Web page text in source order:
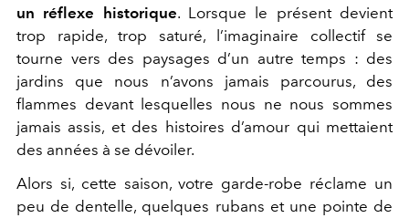
un réflexe historique. Lorsque le présent devient
trop rapide, trop saturé, l’imaginaire collectif se
tourne vers des paysages d’un autre temps : des
jardins que nous n’avons jamais parcourus, des
flammes devant lesquelles nous ne nous sommes
jamais assis, et des histoires d’amour qui mettaient
des années à se dévoiler.
Alors si, cette saison, votre garde-robe réclame un
peu de dentelle, quelques rubans et une pointe de